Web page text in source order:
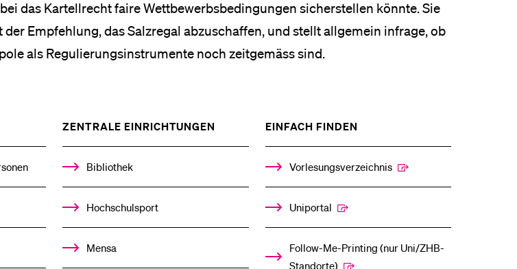
das Kartellrecht faire Wettbewerbsbedingungen sicherstellen könnte. Sie
der Empfehlung, das Salzregal abzuschaffen, und stellt allgemein infrage, ob
als Regulierungsinstrumente noch zeitgemäss sind.
ZENTRALE EINRICHTUNGEN
%1$S
UNTERMENÜ
Bibliothek
Hochschulsport
Mensa
EINFACH FINDEN
%1$S
UNTERMENÜ
Vorlesungsverzeichnis
Uniportal
Follow-Me-Printing­ ­(nur Uni/ZHB-
Standorte)